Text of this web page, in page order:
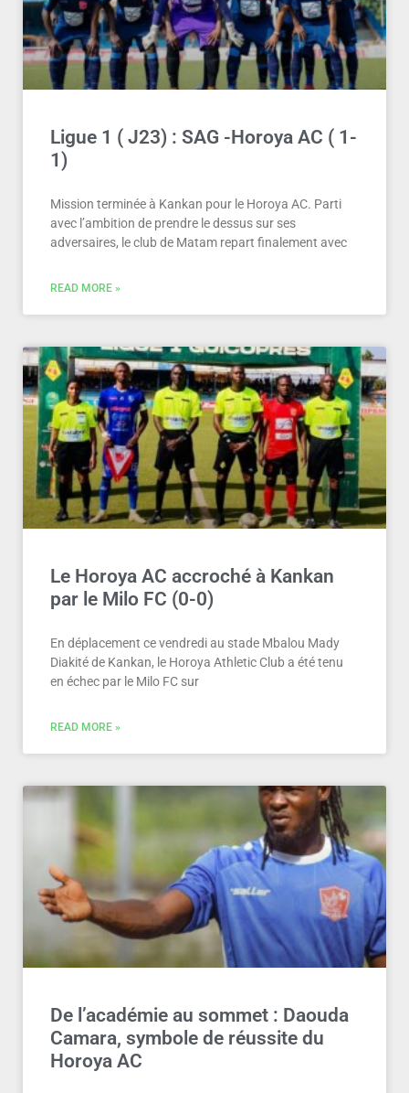
Ligue 1 ( J23) : SAG -Horoya AC ( 1-
1)
Mission terminée à Kankan pour le Horoya AC. Parti
avec l’ambition de prendre le dessus sur ses
adversaires, le club de Matam repart finalement avec
READ MORE »
Le Horoya AC accroché à Kankan
par le Milo FC (0-0)
En déplacement ce vendredi au stade Mbalou Mady
Diakité de Kankan, le Horoya Athletic Club a été tenu
en échec par le Milo FC sur
READ MORE »
De l’académie au sommet : Daouda
Camara, symbole de réussite du
Horoya AC